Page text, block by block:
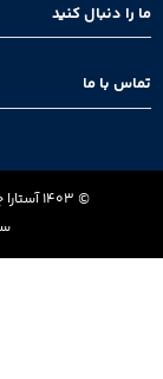
چوب روسی
ما را دنبال کنید
تماس با ما
013-44812361
گیلان، شهرستان
واحد ۲۰
© 1403 آستارا چوب | خرید مستقیم چوب روسی با تضمین کیفیت